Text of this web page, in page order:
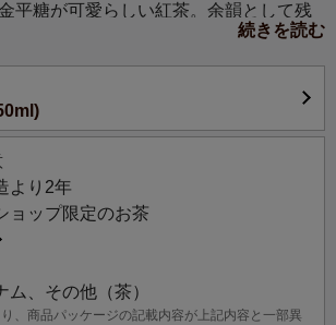
平糖が可愛らしい紅茶。余韻として残
ルクティーにもぴったりです。
コにほんのり香るラズベリー。甘く、
レートはもちろんミルクを加えてもお
いただけます。
ジから、ピンクの花びらやヒースフラ
ばめ、華やかでかわいらしい見た目
なシーンでご利用いただけます。
続きを読む
より2年
ョップ限定のお茶
、その他（茶）
、商品パッケージの記載内容が上記内容と一部異